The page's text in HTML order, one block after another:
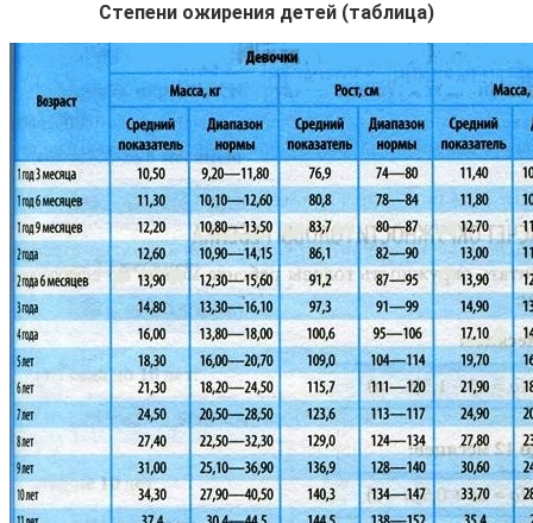
Степени ожирения детей (таблица)